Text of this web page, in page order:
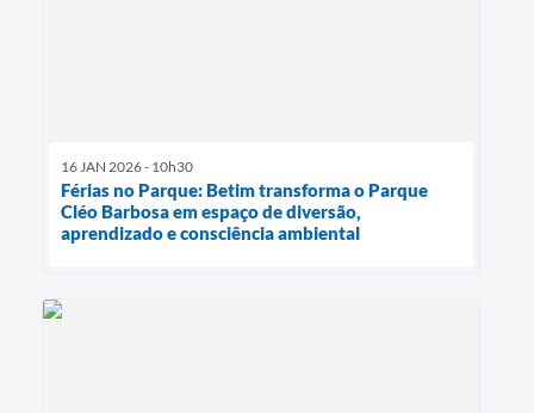
16 JAN 2026 - 10h30
Férias no Parque: Betim transforma o Parque
Cléo Barbosa em espaço de diversão,
aprendizado e consciência ambiental